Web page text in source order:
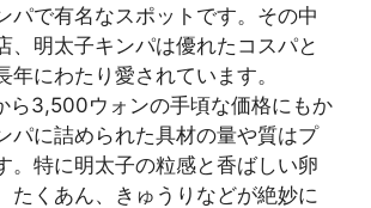
パで有名なスポットです。その中
、明太子キンパは優れたコスパと
年にわたり愛されています。
ら3,500ウォンの手頃な価格にもか
パに詰められた具材の量や質はプ
。特に明太子の粒感と香ばしい卵
たくあん、きゅうりなどが絶妙に